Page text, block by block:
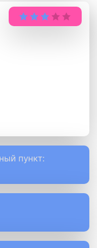
пункт: